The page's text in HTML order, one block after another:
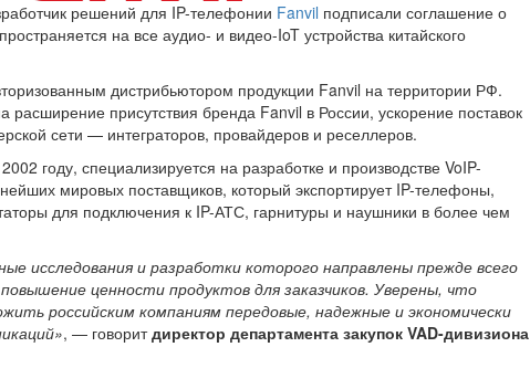
решений для IP-телефонии Fanvil подписали соглашение о
на все аудио- и видео-IoT устройства китайского
дистрибьютором продукции Fanvil на территории РФ.
расширение присутствия бренда Fanvil в России, ускорение поставок
сети — интеграторов, провайдеров и реселлеров.
году, специализируется на разработке и производстве VoIP-
мировых поставщиков, который экспортирует IP-телефоны,
для подключения к IP-АТС, гарнитуры и наушники в более чем
исследования и разработки которого направлены прежде всего
ценности продуктов для заказчиков. Уверены, что
российским компаниям передовые, надежные и экономически
, — говоритдиректор департамента закупок VAD-дивизиона